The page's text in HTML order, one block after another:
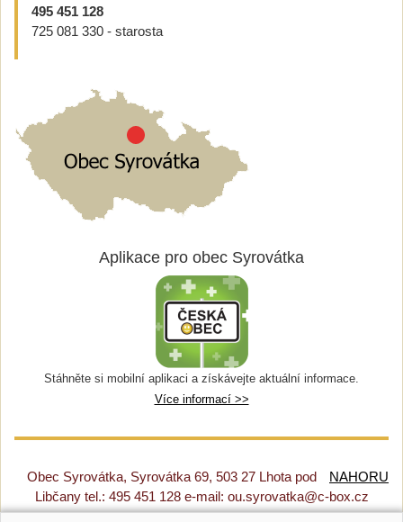
495 451 128
725 081 330 - starosta
Aplikace pro obec Syrovátka
Stáhněte si mobilní aplikaci a získávejte aktuální informace.
Více informací >>
NAHORU
Obec Syrovátka, Syrovátka 69, 503 27 Lhota pod
Libčany tel.: 495 451 128 e-mail: ou.syrovatka@c-box.cz